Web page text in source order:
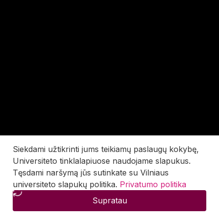
Siekdami užtikrinti jums teikiamų paslaugų kokybę,
Universiteto tinklalapiuose naudojame slapukus.
Tęsdami naršymą jūs sutinkate su Vilniaus
universiteto slapukų politika. Privatumo politika
Supratau